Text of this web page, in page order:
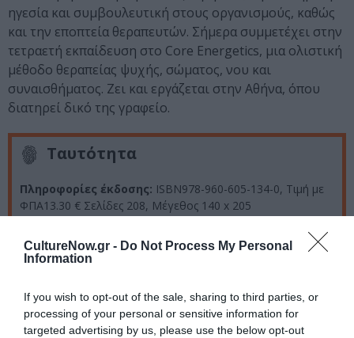
CultureNow.gr - Do Not Process My Personal
Information
If you wish to opt-out of the sale, sharing to third parties, or
processing of your personal or sensitive information for
targeted advertising by us, please use the below opt-out
ηγεσία και συμβουλευτική στους οργανισμούς, καθώς
και την εποπτεία θεραπευτών. Σήμερα συμμετέχει στην
τετραετή εκπαίδευση στο Core Energetics, μια ολιστική
μέθοδο θεραπείας ψυχής, σώματος, νου και
συναισθήματος. Ζει και εργάζεται στην Αθήνα, όπου
διατηρεί δικό της γραφείο.
Ταυτότητα
Πληροφορίες έκδοσης: ISBN978-960-605-134-0, Τιμή με
ΦΠΑ13.30 € Σελίδες 208, Μέγεθος 140 x 205
Ακολουθήστε το Culturenow.gr στο
Δείτε όλα τα τελευταία νέαγια την Τέχνη και τον